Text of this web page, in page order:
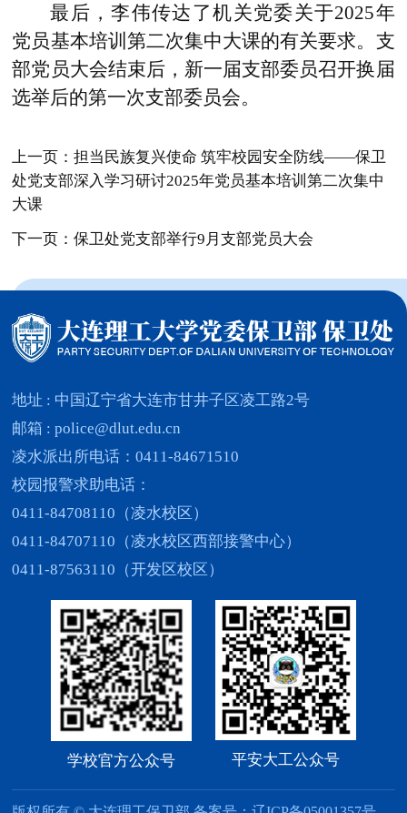
最后，李伟传达了机关党委关于2025年
党员基本培训第二次集中大课的有关要求。支
部党员大会结束后，新一届支部委员召开换届
选举后的第一次支部委员会。
上一页：担当民族复兴使命 筑牢校园安全防线——保卫
处党支部深入学习研讨2025年党员基本培训第二次集中
大课
下一页：保卫处党支部举行9月支部党员大会
地址 : 中国辽宁省大连市甘井子区凌工路2号
邮箱 : police@dlut.edu.cn
凌水派出所电话：0411-84671510
校园报警求助电话：
0411-84708110（凌水校区）
0411-84707110（凌水校区西部接警中心）
0411-87563110（开发区校区）
学校官方公众号 平安大工公众号